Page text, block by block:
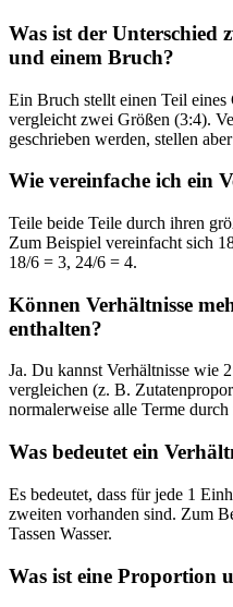
Was ist der Unterschied
und einem Bruch?
Ein Bruch stellt einen Teil
vergleicht zwei Größen (3:4).
geschrieben werden, stellen
Wie vereinfache ich ein
Teile beide Teile durch ihren
Zum Beispiel vereinfacht sich
18/6 = 3, 24/6 = 4.
Können Verhältnisse
enthalten?
Ja. Du kannst Verhältnisse wie
vergleichen (z. B.
normalerweise alle Terme
Was bedeutet ein
Es bedeutet, dass für jede 1
zweiten vorhanden sind. Zum
Tassen Wasser.
Was ist eine Proportion